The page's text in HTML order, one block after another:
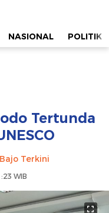
NASIONAL POLITIK
Tertunda
Terkini
WIB